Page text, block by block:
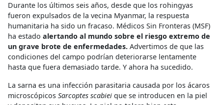
Durante los últimos seis años, desde que los rohingyas
fueron expulsados de la vecina Myanmar, la respuesta
humanitaria ha sido un fracaso. Médicos Sin Fronteras (MSF)
ha estado alertando al mundo sobre el riesgo extremo de
un grave brote de enfermedades. Advertimos de que las
condiciones del campo podrían deteriorarse lentamente
hasta que fuera demasiado tarde. Y ahora ha sucedido.
La sarna es una infección parasitaria causada por los ácaros
microscópicos Sarcoptes scabiei que se introducen en la piel